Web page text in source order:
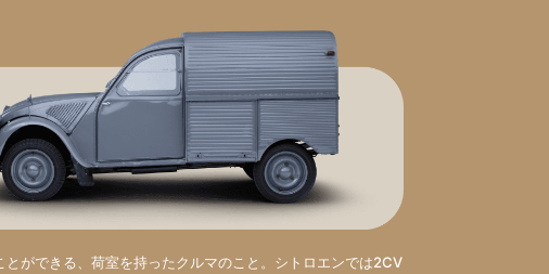
ができる、荷室を持ったクルマのこと。シトロエンでは2CV